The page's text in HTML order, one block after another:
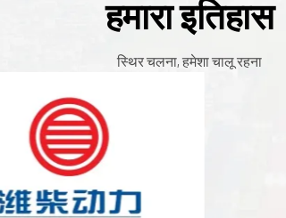
हमारा इतिहास
स्थिर चलना, हमेशा चालू रहना